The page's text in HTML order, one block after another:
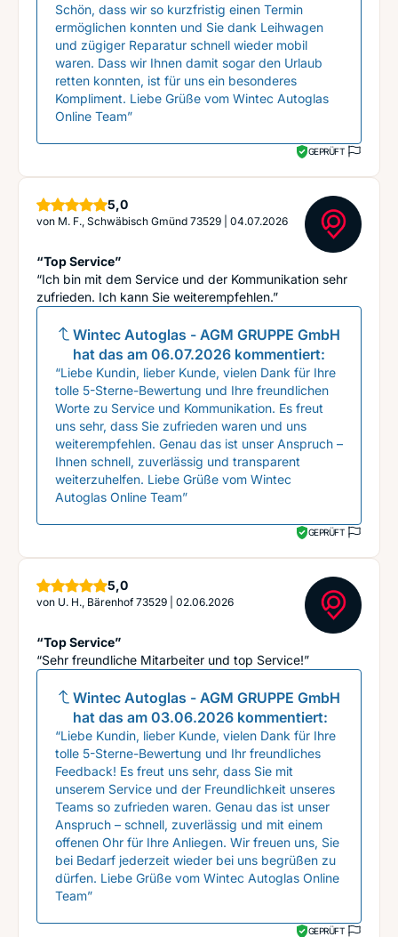
Schön, dass wir so kurzfristig einen Termin
ermöglichen konnten und Sie dank Leihwagen
und zügiger Reparatur schnell wieder mobil
waren. Dass wir Ihnen damit sogar den Urlaub
retten konnten, ist für uns ein besonderes
Kompliment. Liebe Grüße vom Wintec Autoglas
Online Team”
GEPRÜFT
5,0Sterne
von M. F., Schwäbisch Gmünd 73529 04.07.2026
“Top Service”
“Ich bin mit dem Service und der Kommunikation sehr
zufrieden. Ich kann Sie weiterempfehlen.”
Wintec Autoglas - AGM GRUPPE GmbH
hat das am 06.07.2026 kommentiert:
“Liebe Kundin, lieber Kunde, vielen Dank für Ihre
tolle 5-Sterne-Bewertung und Ihre freundlichen
Worte zu Service und Kommunikation. Es freut
uns sehr, dass Sie zufrieden waren und uns
weiterempfehlen. Genau das ist unser Anspruch –
Ihnen schnell, zuverlässig und transparent
weiterzuhelfen. Liebe Grüße vom Wintec
Autoglas Online Team”
GEPRÜFT
5,0Sterne
von U. H., Bärenhof 73529 02.06.2026
“Top Service”
“Sehr freundliche Mitarbeiter und top Service!”
Wintec Autoglas - AGM GRUPPE GmbH
hat das am 03.06.2026 kommentiert:
“Liebe Kundin, lieber Kunde, vielen Dank für Ihre
tolle 5-Sterne-Bewertung und Ihr freundliches
Feedback! Es freut uns sehr, dass Sie mit
unserem Service und der Freundlichkeit unseres
Teams so zufrieden waren. Genau das ist unser
Anspruch – schnell, zuverlässig und mit einem
offenen Ohr für Ihre Anliegen. Wir freuen uns, Sie
bei Bedarf jederzeit wieder bei uns begrüßen zu
dürfen. Liebe Grüße vom Wintec Autoglas Online
Team”
GEPRÜFT